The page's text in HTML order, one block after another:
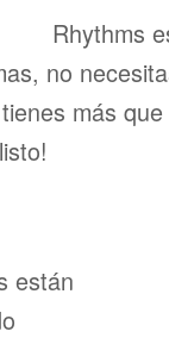
Rhythms
no
más
están